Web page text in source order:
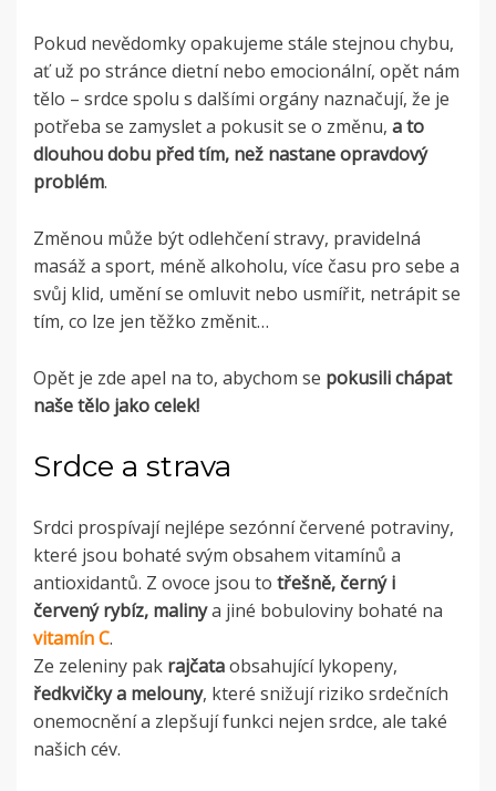
Pokud nevědomky opakujeme stále stejnou chybu,
ať už po stránce dietní nebo emocionální, opět nám
tělo – srdce spolu s dalšími orgány naznačují, že je
potřeba se zamyslet a pokusit se o změnu, a to
dlouhou dobu před tím, než nastane opravdový
problém.
Změnou může být odlehčení stravy, pravidelná
masáž a sport, méně alkoholu, více času pro sebe a
svůj klid, umění se omluvit nebo usmířit, netrápit se
tím, co lze jen těžko změnit…
Opět je zde apel na to, abychom se pokusili chápat
naše tělo jako celek!
Srdce a strava
Srdci prospívají nejlépe sezónní červené potraviny,
které jsou bohaté svým obsahem vitamínů a
antioxidantů. Z ovoce jsou to třešně, černý i
červený rybíz, malinya jiné bobuloviny bohaté na
vitamín C.
Ze zeleniny pak rajčataobsahující lykopeny,
ředkvičky a melouny, které snižují riziko srdečních
onemocněnía zlepšují funkci nejen srdce, ale také
našich cév.